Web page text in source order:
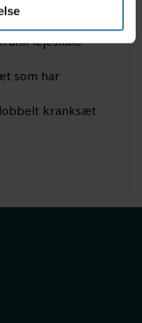
lejeskåle
som har
kranksæt